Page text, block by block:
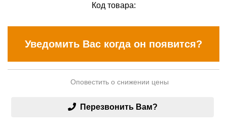
Код товара:
Уведомить Вас когда он появится?
Оповестить о снижении цены
Перезвонить Вам?